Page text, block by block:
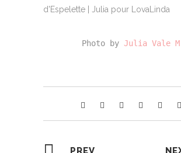
Photo by Julia Vale M
PREV